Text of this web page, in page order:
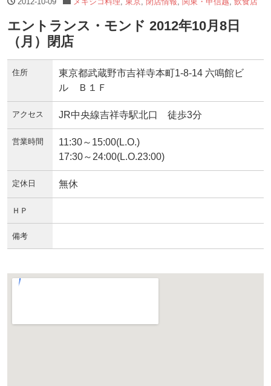
エントランス・モンド 2012年10月8日
（月）閉店
住所
東京都武蔵野市吉祥寺本町1-8-14 六鳴館ビ
ル Ｂ１Ｆ
アクセス JR中央線吉祥寺駅北口 徒歩3分
営業時間
11:30～15:00(L.O.)
17:30～24:00(L.O.23:00)
定休日 無休
ＨＰ
備考